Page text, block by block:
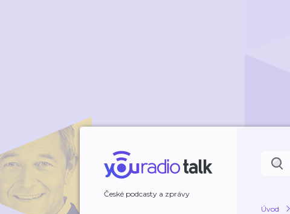
České podcasty a zprávy
Úvod